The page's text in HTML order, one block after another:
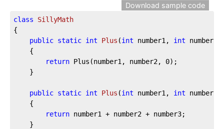
Download sample code
class
SillyMath
{
public static int Plus (int number1, int number2
    {
return Plus(number1, number2, 0);
    }
public static int Plus (int number1, int
    {
return number1 + number2 + number3;
    }